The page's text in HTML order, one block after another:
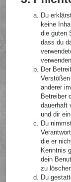
Du
keine
die guten
dass du
Der
anderer
Betreiber
dauerhaft
und dir
Du
die er
Kenntnis
dein
zu
Du